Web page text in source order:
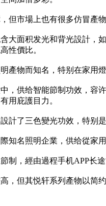
但市場上也有很多仿冒產
大面积发光和背光設計，
性價比。
產物而知名，特别在家用
，供给智能節制功效，容
用庇護目力。
計了三色變光功效，特别
知名照明企業，供给從家
制，經由過程手机APP长
，但其悦轩系列產物以简